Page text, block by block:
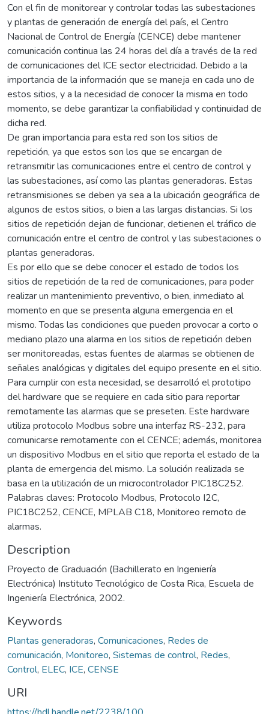
Con el fin de monitorear y controlar todas las subestaciones
y plantas de generación de energía del país, el Centro
Nacional de Control de Energía (CENCE) debe mantener
comunicación continua las 24 horas del día a través de la red
de comunicaciones del ICE sector electricidad. Debido a la
importancia de la información que se maneja en cada uno de
estos sitios, y a la necesidad de conocer la misma en todo
momento, se debe garantizar la confiabilidad y continuidad de
dicha red.
De gran importancia para esta red son los sitios de
repetición, ya que estos son los que se encargan de
retransmitir las comunicaciones entre el centro de control y
las subestaciones, así como las plantas generadoras. Estas
retransmisiones se deben ya sea a la ubicación geográfica de
algunos de estos sitios, o bien a las largas distancias. Si los
sitios de repetición dejan de funcionar, detienen el tráfico de
comunicación entre el centro de control y las subestaciones o
plantas generadoras.
Es por ello que se debe conocer el estado de todos los
sitios de repetición de la red de comunicaciones, para poder
realizar un mantenimiento preventivo, o bien, inmediato al
momento en que se presenta alguna emergencia en el
mismo. Todas las condiciones que pueden provocar a corto o
mediano plazo una alarma en los sitios de repetición deben
ser monitoreadas, estas fuentes de alarmas se obtienen de
señales analógicas y digitales del equipo presente en el sitio.
Para cumplir con esta necesidad, se desarrolló el prototipo
del hardware que se requiere en cada sitio para reportar
remotamente las alarmas que se preseten. Este hardware
utiliza protocolo Modbus sobre una interfaz RS-232, para
comunicarse remotamente con el CENCE; además, monitorea
un dispositivo Modbus en el sitio que reporta el estado de la
planta de emergencia del mismo. La solución realizada se
basa en la utilización de un microcontrolador PIC18C252.
Palabras claves: Protocolo Modbus, Protocolo I2C,
PIC18C252, CENCE, MPLAB C18, Monitoreo remoto de
alarmas.
Description
Proyecto de Graduación (Bachillerato en Ingeniería
Electrónica) Instituto Tecnológico de Costa Rica, Escuela de
Ingeniería Electrónica, 2002.
Keywords
Plantas generadoras, Comunicaciones, Redes de
comunicación, Monitoreo, Sistemas de control, Redes,
Control, ELEC, ICE, CENSE
URI